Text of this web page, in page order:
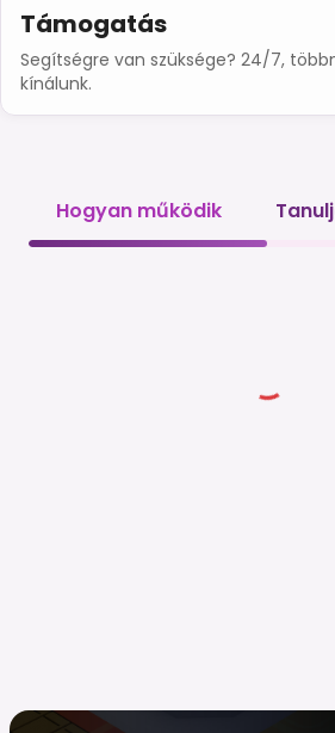
Támogatás
Segítségre van szüksége? 24/7,
kínálunk.
Hogyan működik